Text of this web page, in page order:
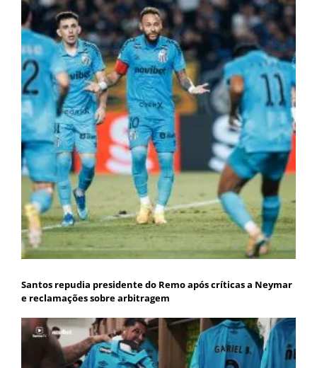
Santos repudia presidente do Remo após críticas a Neymar
e reclamações sobre arbitragem